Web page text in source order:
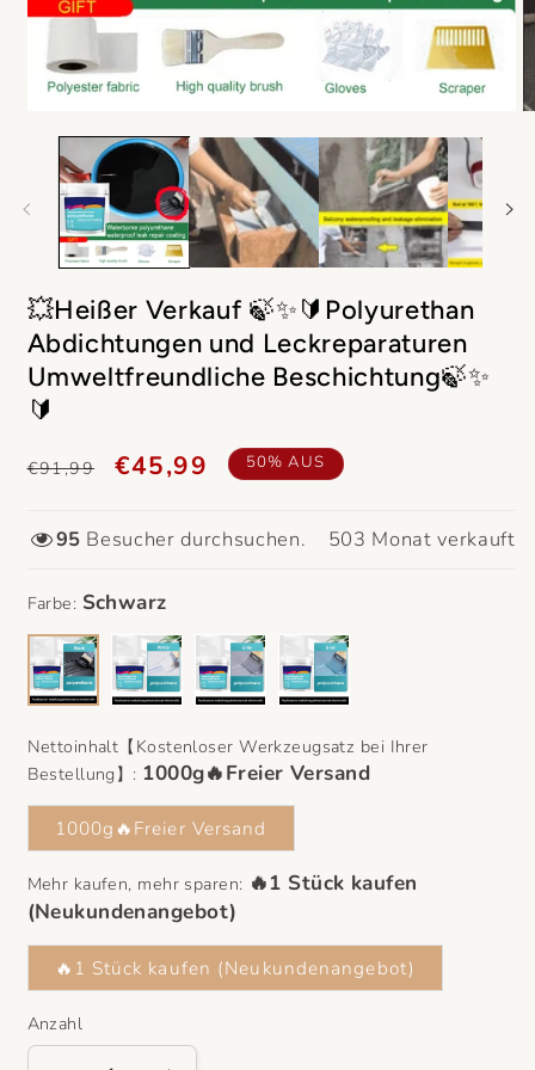
Modal
öffnen
💥Heißer Verkauf 🍃✨🔰Polyurethan
Abdichtungen und Leckreparaturen
Umweltfreundliche Beschichtung🍃✨
🔰
Normaler
€91,99 Verkaufspreis
€45,99 50% AUS
95 Besucher durchsuchen. 503 Monat verkauft
Farbe:
Nettoinhalt【Kostenloser Werkzeugsatz bei Ihrer
Bestellung】:
1000g🔥Freier Versand
Mehr kaufen, mehr sparen:
🔥1 Stück kaufen
(Neukundenangebot)
🔥1 Stück kaufen (Neukundenangebot)
Anzahl